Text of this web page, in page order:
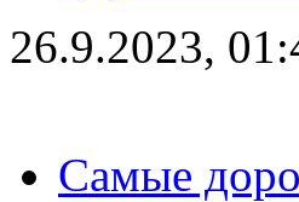
26.9.2023,
Самые